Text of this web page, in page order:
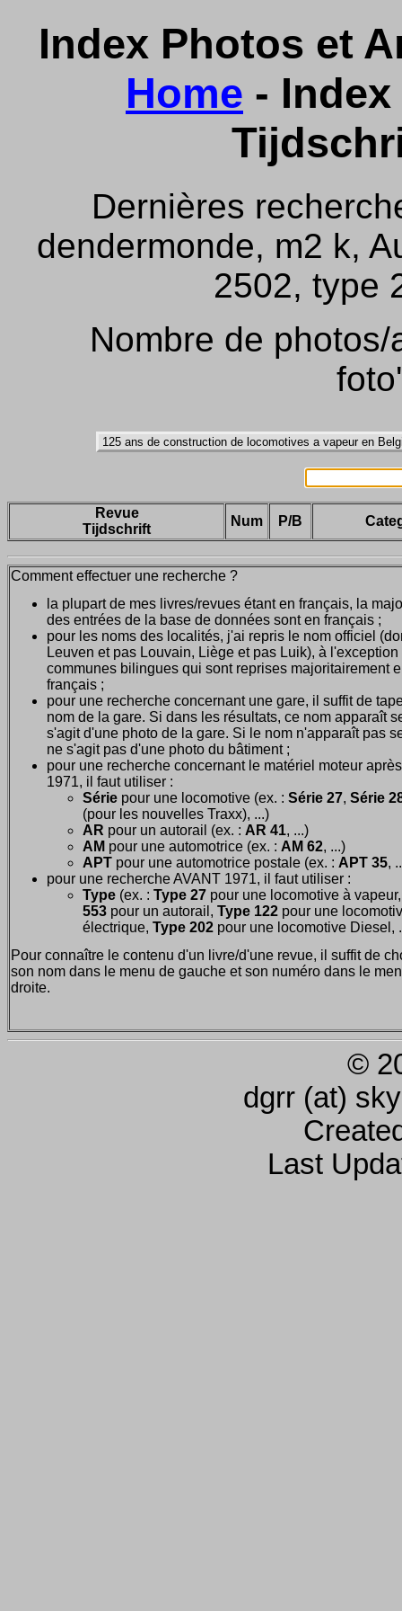
Index Photos et
Home -
Dernières
dendermonde, m2 k,
2502, type
Nombre de
Revue
Tijdschrift
Num P/B
Comment effectuer une recherche ?
la plupart de mes livres/revues étant en français, la
des entrées de la base de données sont en français ;
pour les noms des localités, j'ai repris le nom officiel
Leuven et pas Louvain, Liège et pas Luik), à l'exception
communes bilingues qui sont reprises majoritairement
français ;
pour une recherche concernant une gare, il suffit de
nom de la gare. Si dans les résultats, ce nom apparaît
s'agit d'une photo de la gare. Si le nom n'apparaît pas
ne s'agit pas d'une photo du bâtiment ;
pour une recherche concernant le matériel moteur après
1971, il faut utiliser :
Série pour une locomotive (ex. : Série 27, Série
(pour les nouvelles Traxx), ...)
AR pour un autorail (ex. : AR 41, ...)
AM pour une automotrice (ex. : AM 62, ...)
APT pour une automotrice postale (ex. : APT 35,
pour une recherche AVANT 1971, il faut utiliser :
Type (ex. : Type 27 pour une locomotive à
553 pour un autorail, Type 122 pour une
électrique, Type 202 pour une locomotive Diesel,
Pour connaître le contenu d'un livre/d'une revue, il suffit de
son nom dans le menu de gauche et son numéro dans le
droite.
©
dgrr (at)
Last